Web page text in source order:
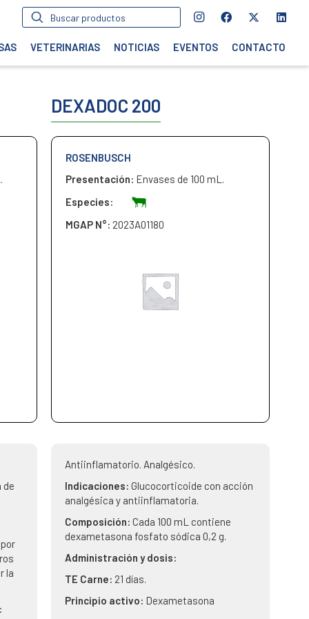
Búsqueda
de
VETERINARIAS NOTICIAS EVENTOS CONTACTO
de
la
DEXADOC 200
ROSENBUSCH
Presentación: Envases de 100 mL.
Especies:
MGAP N°: 2023A01180
Antiinflamatorio. Analgésico.
Indicaciones: Glucocorticoide con acción
analgésica y antiinflamatoria.
Composición: Cada 100 mL contiene
dexametasona fosfato sódica 0,2 g.
Administración y dosis:
TE Carne: 21 días.
Principio activo: Dexametasona